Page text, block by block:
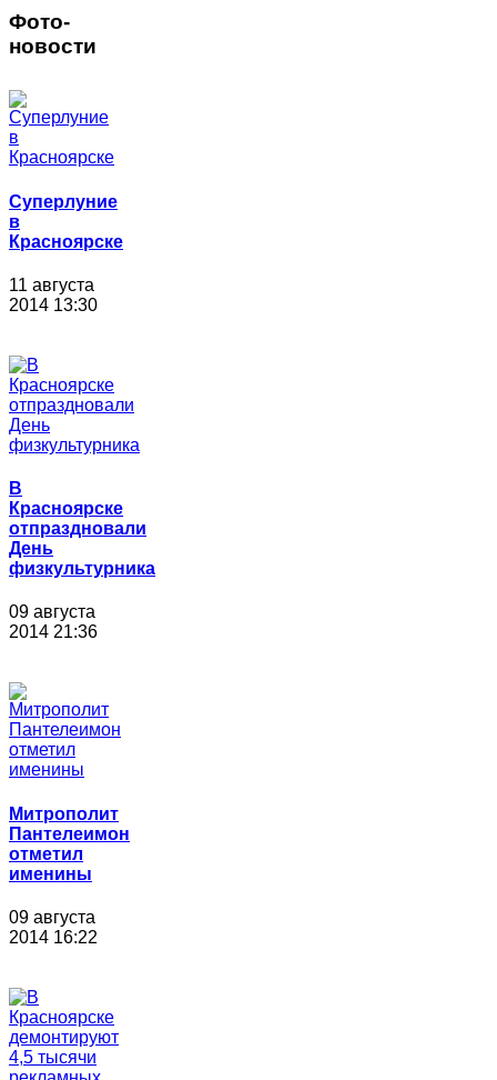
Фото-
новости
Суперлуние
в
Красноярске
11 августа
2014 13:30
В
Красноярске
отпраздновали
День
физкультурника
09 августа
2014 21:36
Митрополит
Пантелеимон
отметил
именины
09 августа
2014 16:22